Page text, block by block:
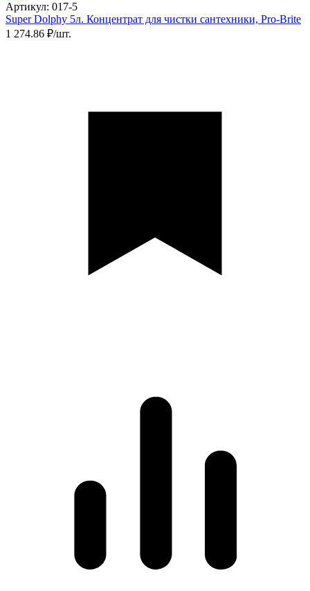
Артикул: 017-5
Super Dolphy 5л. Концентрат для чистки сантехники, Pro-Brite
1 274.86 ₽/шт.